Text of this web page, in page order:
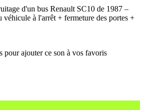
d'un bus Renault SC10 de 1987 –
véhicule à l'arrêt + fermeture des portes +